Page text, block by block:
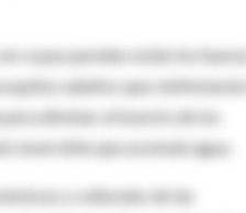
cuyas paredes están los
adultos que reinfestarán
eliminar al insecto de los
inservible que acumule agua.
y culturales de las